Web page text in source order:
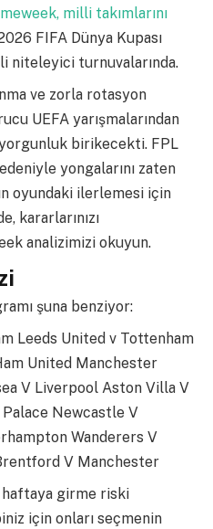
milli takımlarını
FIFA Dünya Kupası
niteleyici turnuvalarında.
ve zorla rotasyon
UEFA yarışmalarından
birikecekti. FPL
yongalarını zaten
oyundaki ilerlemesi için
kararlarınızı
analizimizi okuyun.
şuna benziyor:
Leeds United v Tottenham
United Manchester
V Liverpool Aston Villa V
Newcastle V
Wanderers V
V Manchester
haftaya girme riski
için onları seçmenin